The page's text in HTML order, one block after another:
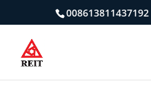
008613811437192